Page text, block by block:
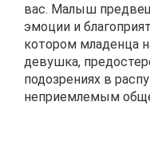
вас. Малыш
эмоции и
котором младенца
девушка,
подозрениях в
неприемлемым